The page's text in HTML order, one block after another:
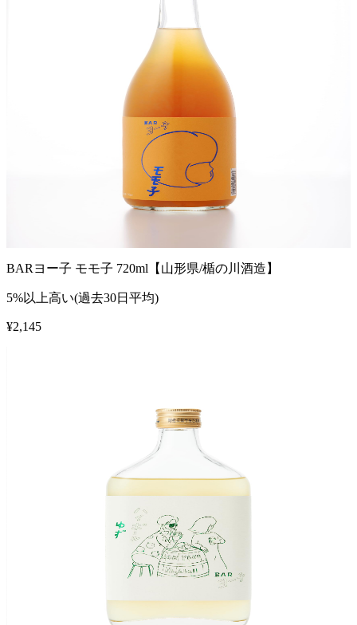
BARヨー子 モモ子 720ml【山形県/楯の川酒造】
5%以上高い(過去30日平均)
¥2,145